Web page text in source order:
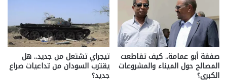
صفقة أبو عمامة.. كيف تقاطعت
المصالح حول الميناء والمشروعات
الكبرى؟
تيجراي تشتعل من جديد.. هل
يقترب السودان من تداعيات صراع
جديد؟